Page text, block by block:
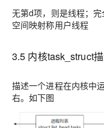
无第d项，则是线程；完
空间映射称用户线程
3.5 内核task_struct
描述一个进程在内核中
右。如下图